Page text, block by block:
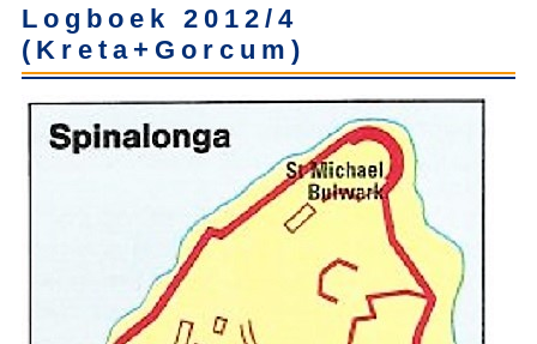
Logboek 2012/4
(Kreta+Gorcum)